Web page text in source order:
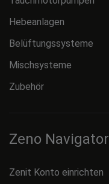
Hebeanlagen
Belüftungssysteme
Mischsysteme
Zubehör
Zeno Navigator
Zenit Konto einrichten